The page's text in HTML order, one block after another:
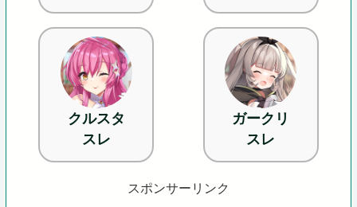
クルスタ
スレ
ガークリ
スレ
スポンサーリンク